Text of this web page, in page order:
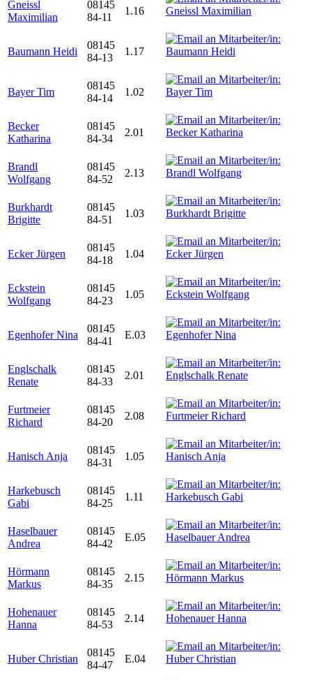
Gneissl
Maximilian
08145
84-11
1.16
Baumann Heidi
08145
84-13
1.17
Bayer Tim
08145
84-14
1.02
Becker
Katharina
08145
84-34
2.01
Brandl
Wolfgang
08145
84-52
2.13
Burkhardt
Brigitte
08145
84-51
1.03
Ecker Jürgen
08145
84-18
1.04
Eckstein
Wolfgang
08145
84-23
1.05
Egenhofer Nina
08145
84-41
E.03
Englschalk
Renate
08145
84-33
2.01
Furtmeier
Richard
08145
84-20
2.08
Hanisch Anja
08145
84-31
1.05
Harkebusch
Gabi
08145
84-25
1.11
Haselbauer
Andrea
08145
84-42
E.05
Hörmann
Markus
08145
84-35
2.15
Hohenauer
Hanna
08145
84-53
2.14
Huber Christian
08145
84-47
E.04